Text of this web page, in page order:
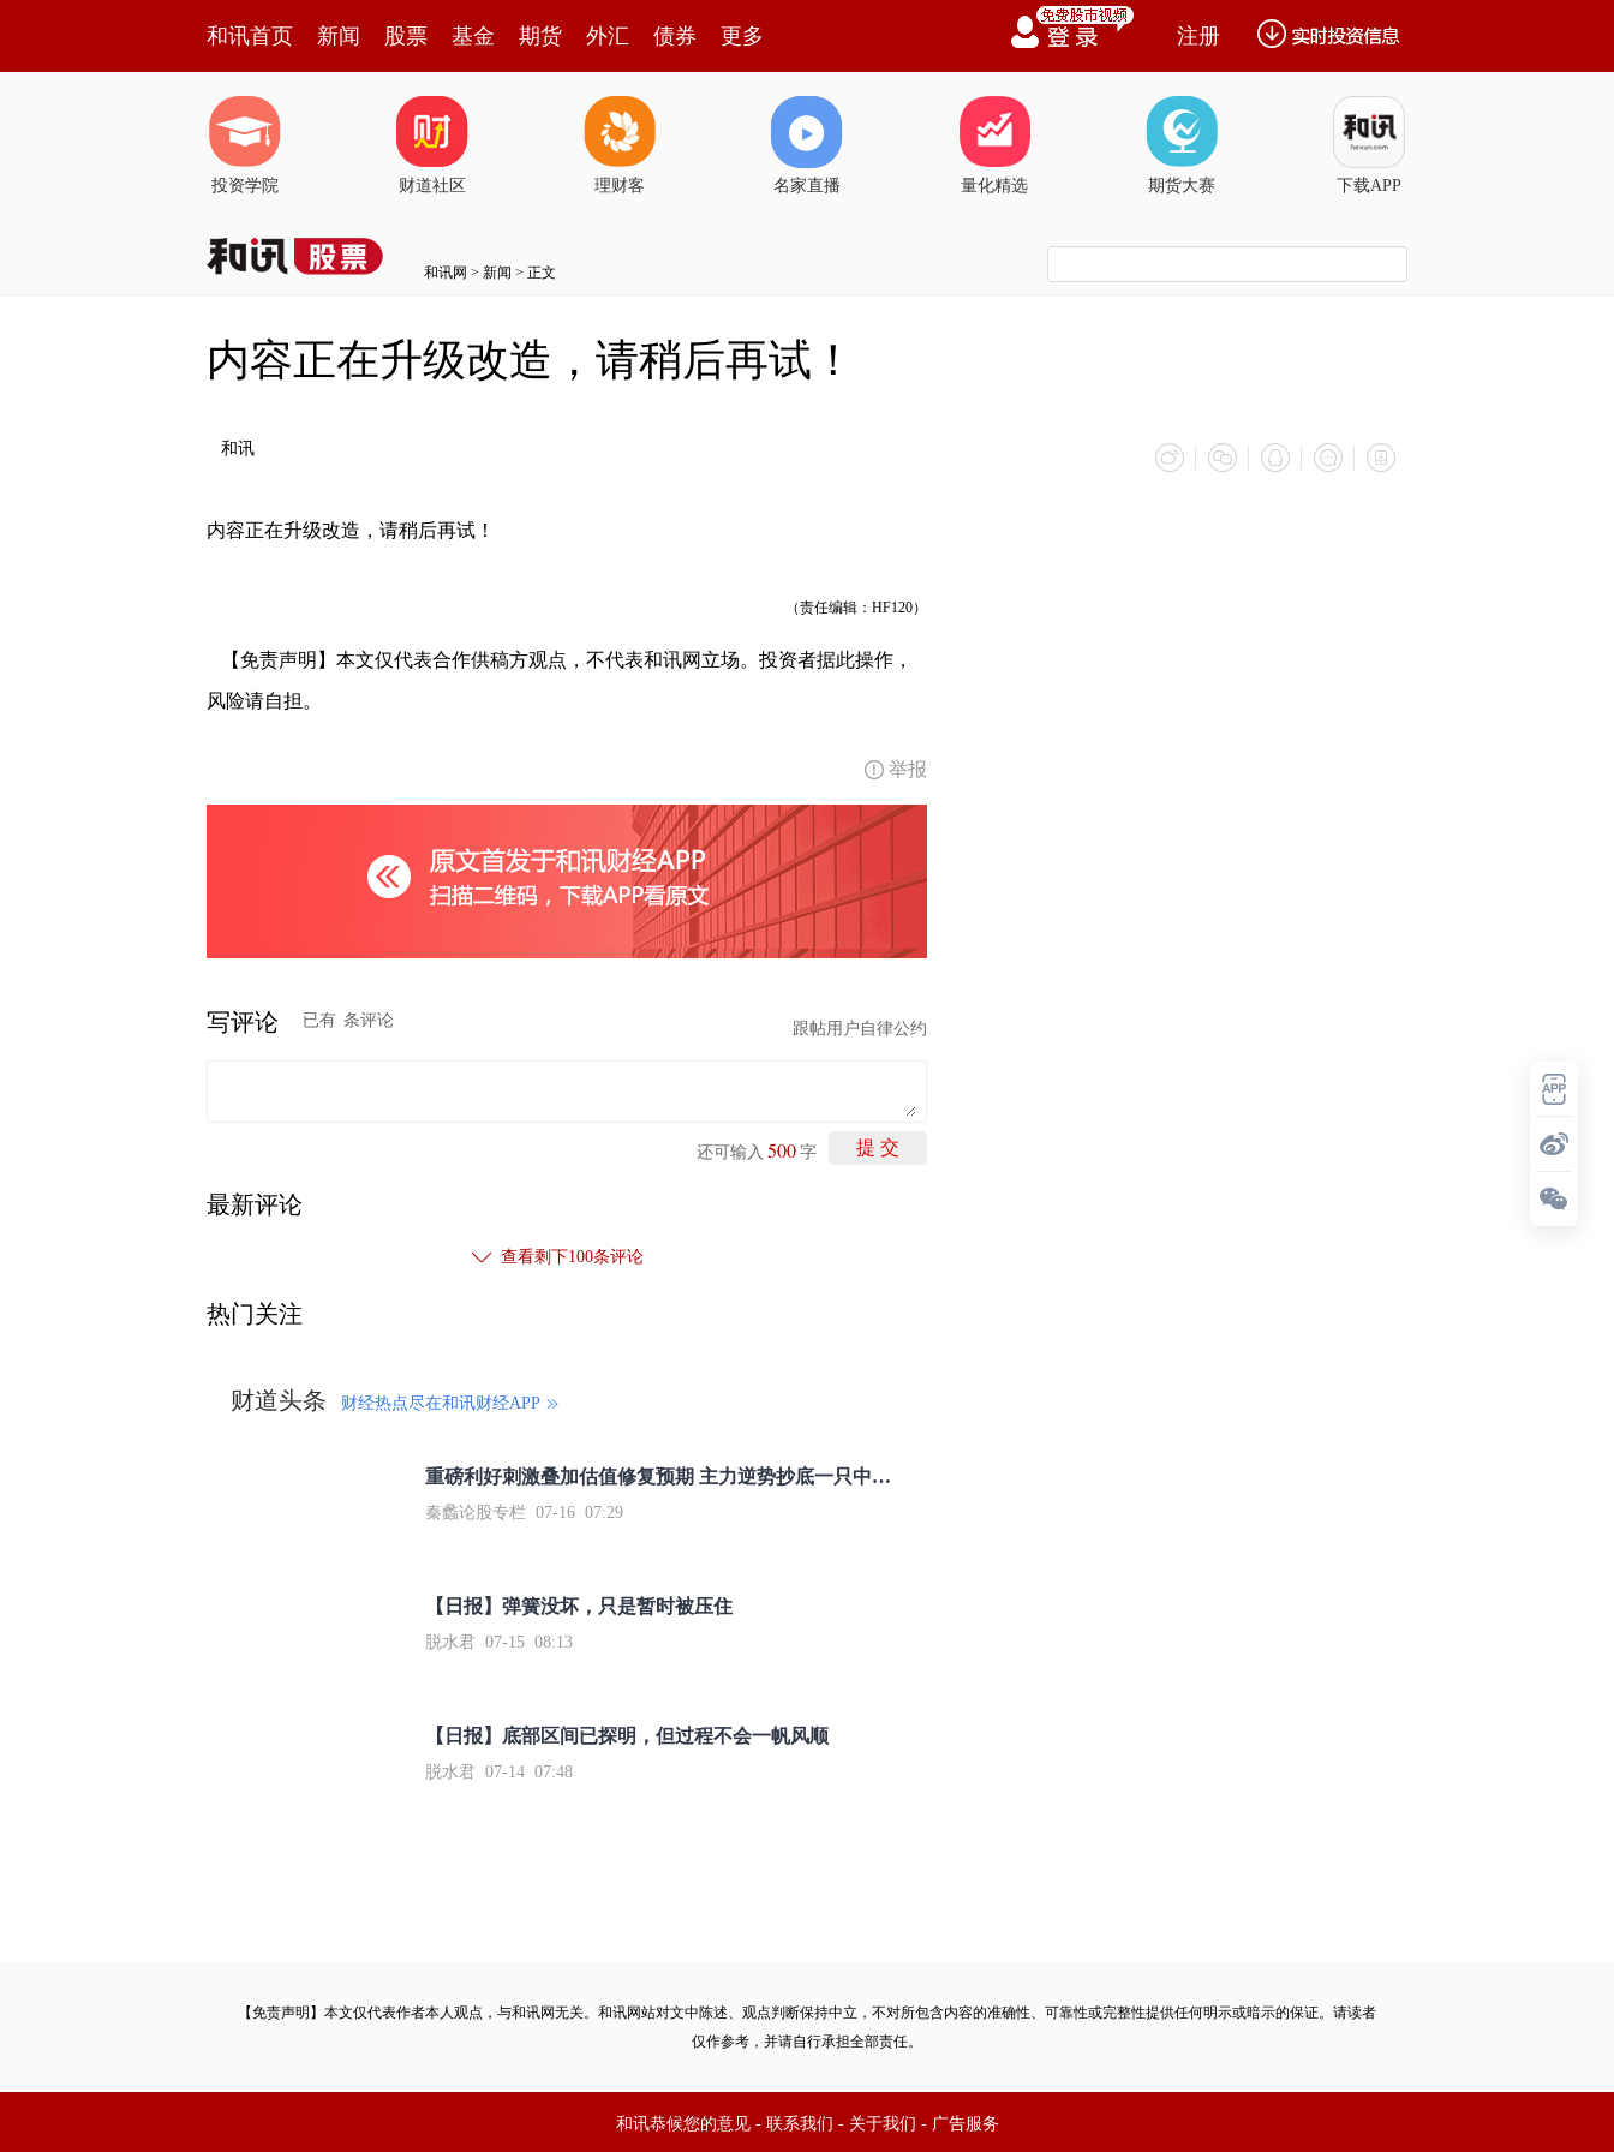
和讯首页 新闻 股票 基金 期货 外汇 债券 更多 注册
投资学院 财道社区 理财客 名家直播 量化精选 期货大赛 下载APP
和讯网 > 新闻 > 正文
内容正在升级改造，请稍后再试！
和讯
内容正在升级改造，请稍后再试！
（责任编辑：HF120）
【免责声明】本文仅代表合作供稿方观点，不代表和讯网立场。投资者据此操作，
风险请自担。
举报
写评论 已有 条评论 跟帖用户自律公约
提 交
还可输入 500 字
最新评论
查看剩下100条评论
热门关注
财道头条 财经热点尽在和讯财经APP
重磅利好刺激叠加估值修复预期 主力逆势抄底一只中药龙头股
秦蠡论股专栏 07-16 07:29
【日报】弹簧没坏，只是暂时被压住
脱水君 07-15 08:13
【日报】底部区间已探明，但过程不会一帆风顺
脱水君 07-14 07:48
【免责声明】本文仅代表作者本人观点，与和讯网无关。和讯网站对文中陈述、观点判断保持中立，不对所包含内容的准确性、可靠性或完整性提供任何明示或暗示的保证。请读者
仅作参考，并请自行承担全部责任。
和讯恭候您的意见- 联系我们 - 关于我们 - 广告服务